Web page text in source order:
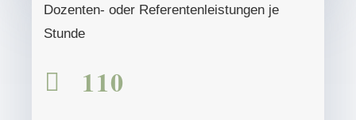
Dozenten- oder Referentenleistungen je
Stunde
 110